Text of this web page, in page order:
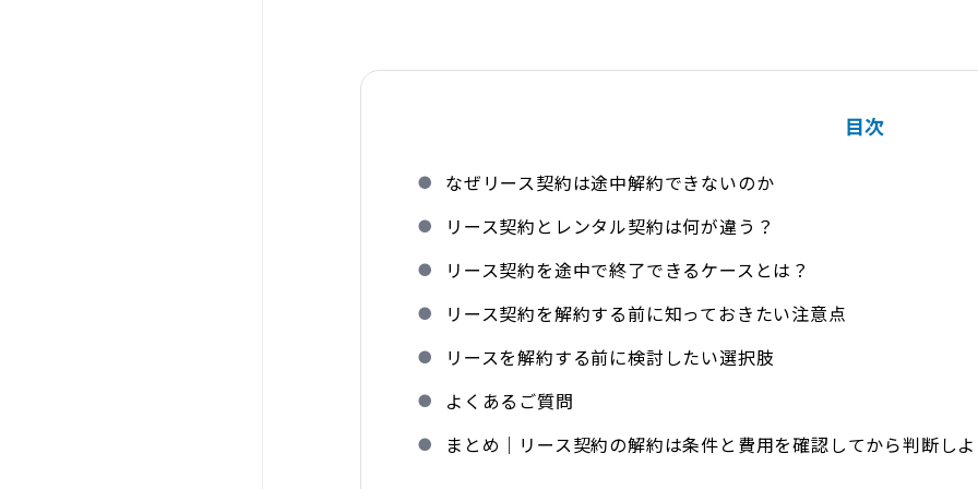
目次
なぜリース契約は途中解約できないのか
リース契約とレンタル契約は何が違う？
リース契約を途中で終了できるケースとは？
リース契約を解約する前に知っておきたい注意点
リースを解約する前に検討したい選択肢
よくあるご質問
まとめ｜リース契約の解約は条件と費用を確認してから判断し